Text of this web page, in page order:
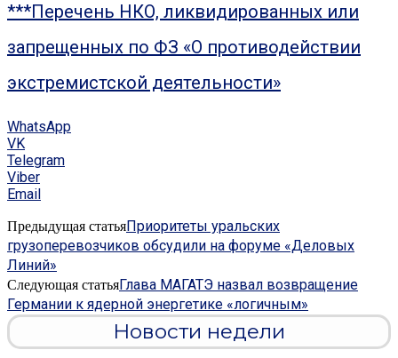
***Перечень НКО, ликвидированных или
запрещенных по ФЗ «О противодействии
экстремистской деятельности»
WhatsApp
VK
Telegram
Viber
Email
Предыдущая статьяПриоритеты уральских
грузоперевозчиков обсудили на форуме «Деловых
Линий»
Следующая статьяГлава МАГАТЭ назвал возвращение
Германии к ядерной энергетике «логичным»
Новости недели